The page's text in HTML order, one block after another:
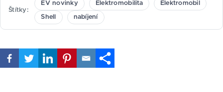
Štítky
EV novinky Elektromobilita Elektromobil
Shell nabíjení